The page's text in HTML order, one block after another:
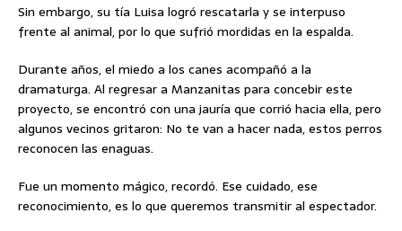
Sin embargo, su tía Luisa logró rescatarla y se interpuso
frente al animal, por lo que sufrió mordidas en la espalda.
Durante años, el miedo a los canes acompañó a la
dramaturga. Al regresar a Manzanitas para concebir este
proyecto, se encontró con una jauría que corrió hacia ella, pero
algunos vecinos gritaron: No te van a hacer nada, estos perros
reconocen las enaguas.
Fue un momento mágico, recordó. Ese cuidado, ese
reconocimiento, es lo que queremos transmitir al espectador.